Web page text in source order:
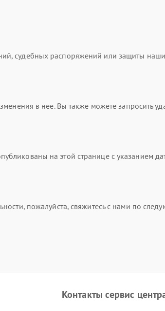
судебных распоряжений или защиты
в нее. Вы также можете запросить
на этой странице с указанием
пожалуйста, свяжитесь с нами по
Контакты сервис